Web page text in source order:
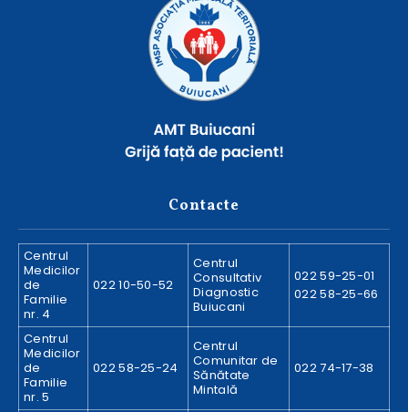
Contacte
Centrul
Medicilor
de
Familie
nr. 4
022 10-50-52
Centrul
Consultativ
Diagnostic
Buiucani
022 59-25-01
022 58-25-66
Centrul
Medicilor
de
Familie
nr. 5
022 58-25-24
Centrul
Comunitar de
Sănătate
Mintală
022 74-17-38